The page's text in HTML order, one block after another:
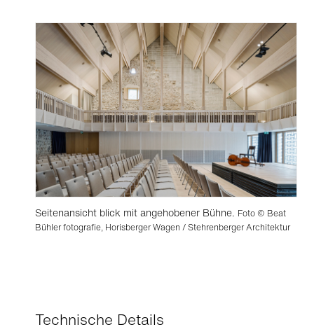
Seitenansicht blick mit angehobener Bühne. Foto © Beat
Bühler fotografie, Horisberger Wagen / Stehrenberger Architektur
Technische Details